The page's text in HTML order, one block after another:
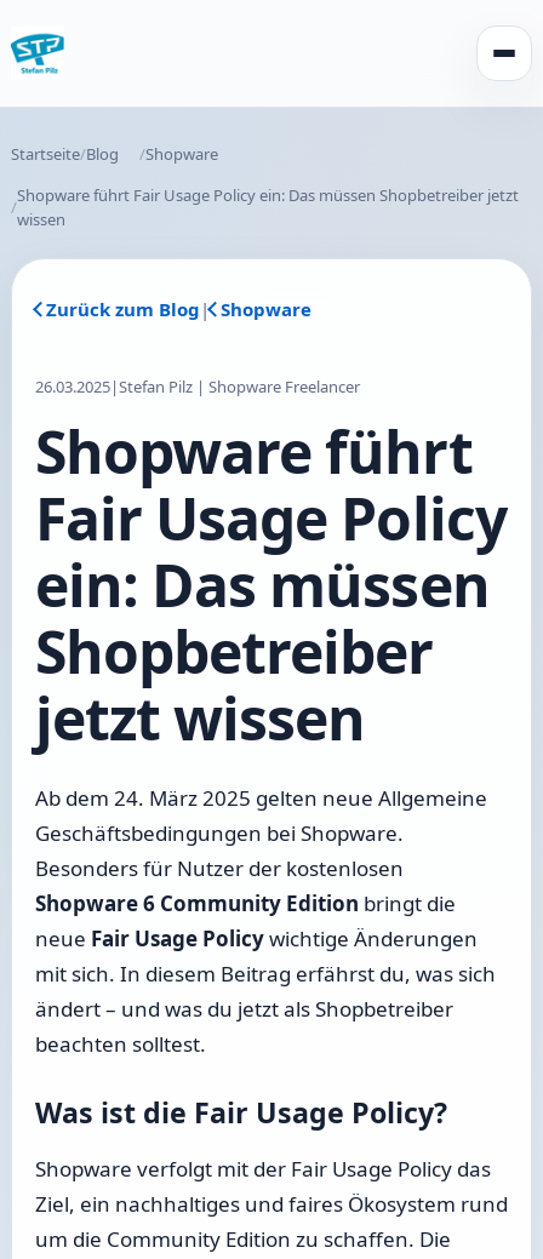
Startseite Blog
Shopware
Shopware führt Fair Usage Policy ein: Das müssen Shopbetreiber jetzt
wissen
Zurück zum Blog | Shopware
26.03.2025|Stefan Pilz | Shopware Freelancer
Shopware führt
Fair Usage Policy
ein: Das müssen
Shopbetreiber
jetzt wissen
Ab dem 24. März 2025 gelten neue Allgemeine
Geschäftsbedingungen bei Shopware.
Besonders für Nutzer der kostenlosen
Shopware 6 Community Edition bringt die
neue Fair Usage Policywichtige Änderungen
mit sich. In diesem Beitrag erfährst du, was sich
ändert – und was du jetzt als Shopbetreiber
beachten solltest.
Was ist die Fair Usage Policy?
Shopware verfolgt mit der Fair Usage Policy das
Ziel, ein nachhaltiges und faires Ökosystem rund
um die Community Edition zu schaffen. Die